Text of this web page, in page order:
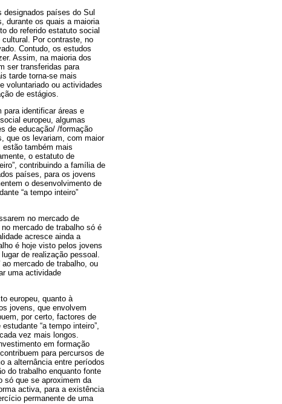
designados países do Sul
durante os quais a maioria
do referido estatuto social
cultural. Por contraste, no
Contudo, os estudos
Assim, na maioria dos
ser transferidas para
tarde torna-se mais
voluntariado ou actividades
de estágios.
para identificar áreas e
europeu, algumas
de educação/ /formação
que os levariam, com maior
estão também mais
o estatuto de
contribuindo a família de
países, para os jovens
o desenvolvimento de
“a tempo inteiro”
no mercado de
mercado de trabalho só é
acresce ainda a
é hoje visto pelos jovens
de realização pessoal.
mercado de trabalho, ou
uma actividade
europeu, quanto à
jovens, que envolvem
por certo, factores de
“a tempo inteiro”,
vez mais longos.
em formação
para percursos de
a alternância entre períodos
do trabalho enquanto fonte
só que se aproximem da
activa, para a existência
permanente de uma